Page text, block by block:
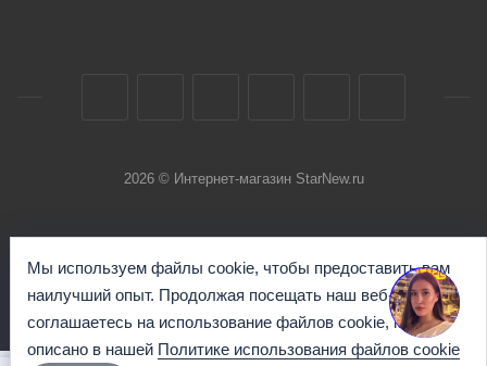
2026 © Интернет-магазин StarNew.ru
Мы используем файлы cookie, чтобы предоставить вам
наилучший опыт. Продолжая посещать наш веб-сайт, вы
соглашаетесь на использование файлов cookie, как
описано в нашей Политике использования файлов cookie